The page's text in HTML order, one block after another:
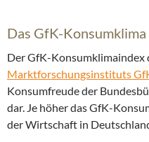
Das GfK-Konsumklima
Der GfK-Konsumklimaindex
Marktforschungsinstituts
Konsumfreude der
dar. Je höher das GfK-
der Wirtschaft in